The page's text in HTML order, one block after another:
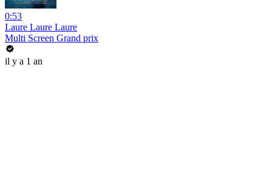
0:53
Laure Laure Laure
Multi Screen Grand prix
il y a 1 an